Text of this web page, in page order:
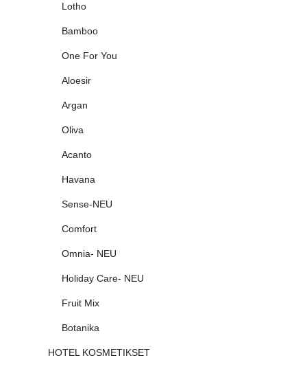
Lotho
Bamboo
One For You
Aloesir
Argan
Oliva
Acanto
Havana
Sense-NEU
Comfort
Omnia- NEU
Holiday Care- NEU
Fruit Mix
Botanika
HOTEL KOSMETIKSET